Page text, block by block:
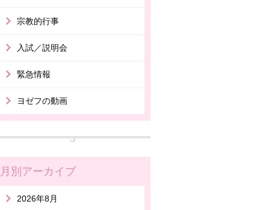
宗教的行事
入試／説明会
緊急情報
ヨゼフの動画
月別アーカイブ
2026年8月